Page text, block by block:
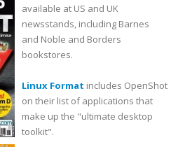
available at US and UK
newsstands, including Barnes
and Noble and Borders
bookstores.
Linux Format includes OpenShot
on their list of applications that
make up the "ultimate desktop
toolkit".